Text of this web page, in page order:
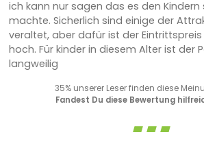
ich kann nur sagen das es den Kindern
machte. Sicherlich sind einige der
veraltet, aber dafür ist der
hoch. Für kinder in diesem Alter ist der
langweilig
35% unserer Leser finden diese
Fandest Du diese Bewertung